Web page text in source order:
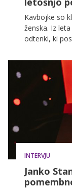
Kavbojke so
ženska. Iz
odtenki, ki
INTERVJU
Janko